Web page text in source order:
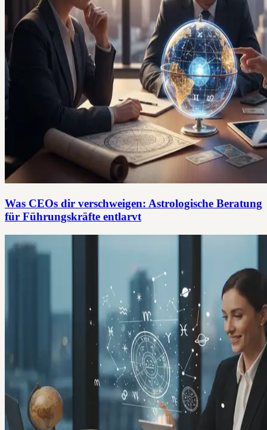
Was CEOs dir verschweigen: Astrologische Beratung
für Führungskräfte entlarvt